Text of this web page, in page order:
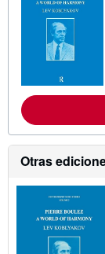
Otras